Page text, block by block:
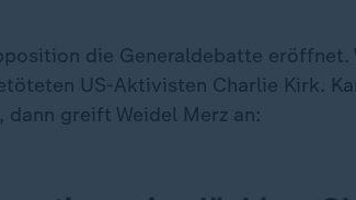
die Generaldebatte eröffnet.
US-Aktivisten Charlie Kirk.
dann greift Weidel Merz an: